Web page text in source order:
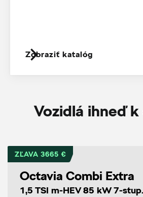
Zobraziť katalóg
Vozidlá ihneď
ZĽAVA 3665 €
Octavia Combi Extra
1,5 TSI m-HEV 85 kW 7-